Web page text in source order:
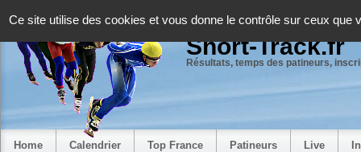
Ce site utilise des cookies et vous donne le contrôle sur ceux que
Short-Track.fr
Résultats, temps des patineurs,
Home Calendrier Top France Patineurs Live